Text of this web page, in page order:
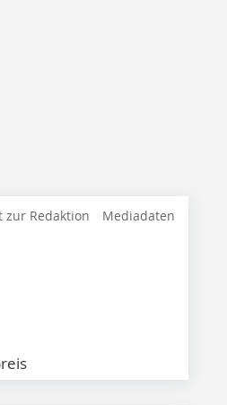
zur Redaktion Mediadaten